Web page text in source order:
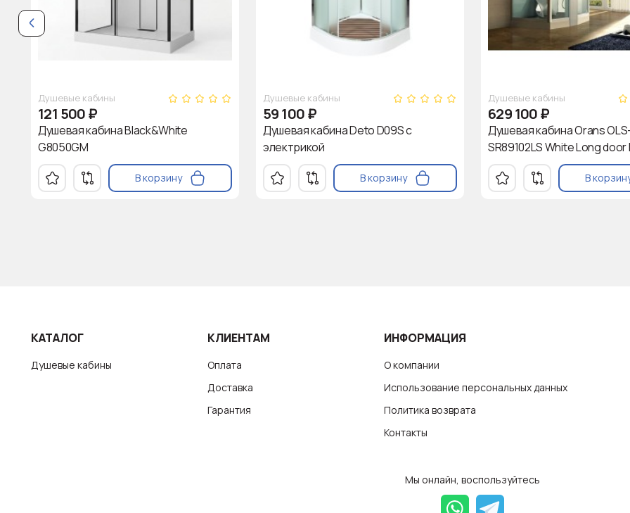
Душевые кабины
121 500₽
Душевая кабина Black&White
G8050GM
В корзину
Душевые кабины
59 100₽
Душевая кабина Deto D09S с
электрикой
В корзину
Душевые кабины
629 100₽
Душевая кабина Orans
SR89102LS White Long door
В
КАТАЛОГ
Душевые кабины
КЛИЕНТАМ
Оплата
Доставка
Гарантия
ИНФОРМАЦИЯ
О компании
Использование персональных данных
Политика возврата
Контакты
Мы онлайн, воспользуйтесь